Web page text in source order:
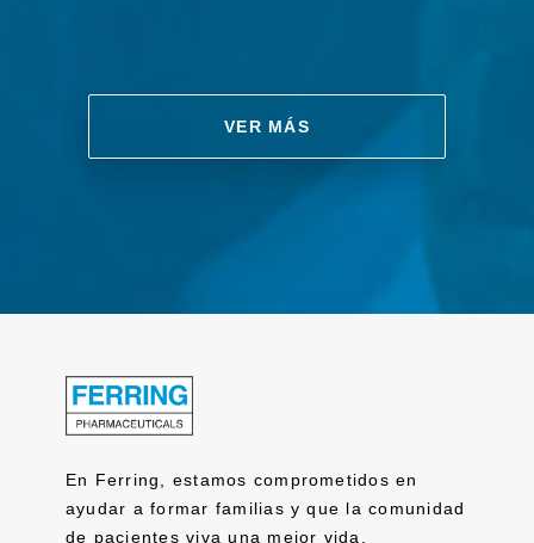
VER MÁS
En Ferring, estamos comprometidos en
ayudar a formar familias y que la comunidad
de pacientes viva una mejor vida.